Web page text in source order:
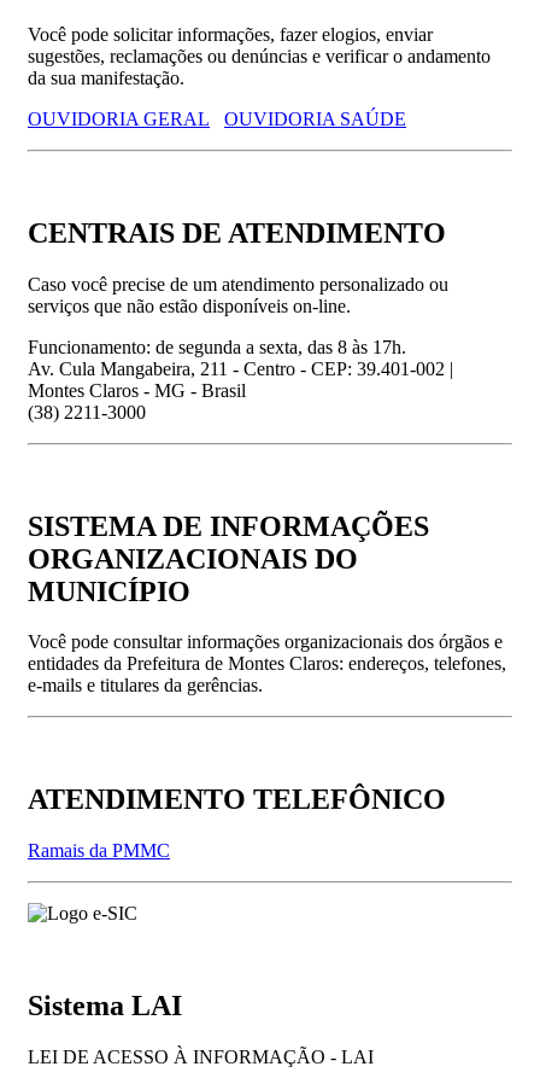
Você pode solicitar informações, fazer elogios, enviar
sugestões, reclamações ou denúncias e verificar o andamento
da sua manifestação.
OUVIDORIA GERAL
OUVIDORIA SAÚDE
CENTRAIS DE ATENDIMENTO
Caso você precise de um atendimento personalizado ou
serviços que não estão disponíveis on-line.
Funcionamento: de segunda a sexta, das 8 às 17h.
Av. Cula Mangabeira, 211 - Centro - CEP: 39.401-002 |
Montes Claros - MG - Brasil
(38) 2211-3000
SISTEMA DE INFORMAÇÕES
ORGANIZACIONAIS DO
MUNICÍPIO
Você pode consultar informações organizacionais dos órgãos e
entidades da Prefeitura de Montes Claros: endereços, telefones,
e-mails e titulares da gerências.
ATENDIMENTO TELEFÔNICO
Ramais da PMMC
Sistema LAI
LEI DE ACESSO À INFORMAÇÃO - LAI